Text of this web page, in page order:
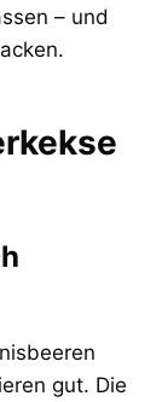
– und
gut. Die